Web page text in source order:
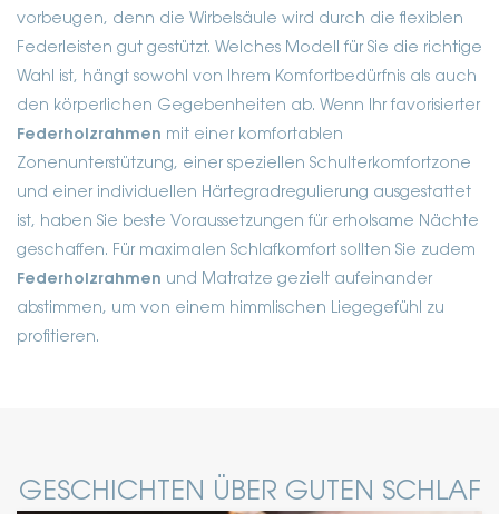
vorbeugen, denn die Wirbelsäule wird durch die flexiblen
Federleisten gut gestützt. Welches Modell für Sie die richtige
Wahl ist, hängt sowohl von Ihrem Komfortbedürfnis als auch
den körperlichen Gegebenheiten ab. Wenn Ihr favorisierter
Federholzrahmen mit einer komfortablen
Zonenunterstützung, einer speziellen Schulterkomfortzone
und einer individuellen Härtegradregulierung ausgestattet
ist, haben Sie beste Voraussetzungen für erholsame Nächte
geschaffen. Für maximalen Schlafkomfort sollten Sie zudem
Federholzrahmen und Matratze gezielt aufeinander
abstimmen, um von einem himmlischen Liegegefühl zu
profitieren.
GESCHICHTEN ÜBER GUTEN SCHLAF